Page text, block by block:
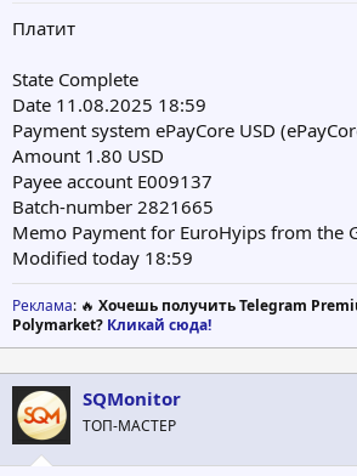
Платит
State Complete
Date 11.08.2025 18:59
Payment system ePayCore USD
Amount 1.80 USD
Payee account E009137
Batch-number 2821665
Memo Payment for EuroHyips from the
Modified today 18:59
Реклама: 🔥 Хочешь получить Telegram
Polymarket? Кликай сюда!
SQMonitor
ТОП-МАСТЕР